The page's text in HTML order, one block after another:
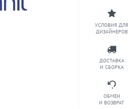
УСЛОВИЯ ДЛЯ
ДИЗАЙНЕРОВ
ДОСТАВКА
И СБОРКА
ОБМЕН
И ВОЗВРАТ